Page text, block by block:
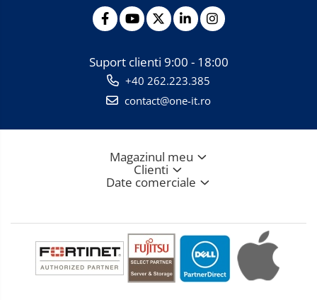
Suport clienti 9:00 - 18:00
+40 262.223.385
contact@one-it.ro
Magazinul meu
Clienti
Date comerciale